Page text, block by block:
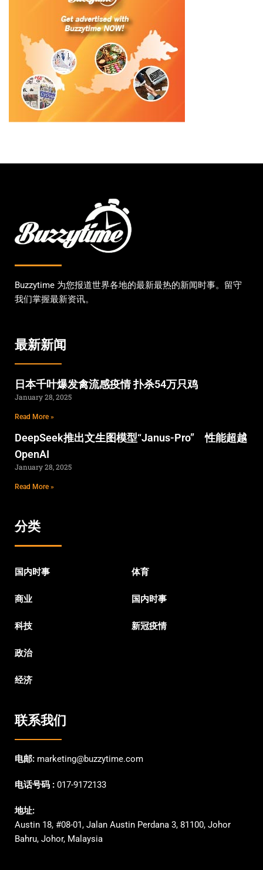
Buzzytime 为您报道世界各地的最新最热的新闻时事。留守
我们掌握最新资讯。
最新新闻
日本千叶爆发禽流感疫情 扑杀54万只鸡
January 28, 2025
Read More »
DeepSeek推出文生图模型“Janus-Pro” 性能超越
OpenAI
January 28, 2025
Read More »
分类
国内时事
商业
科技
政治
经济
体育
国内时事
新冠疫情
联系我们
电邮: marketing@buzzytime.com
电话号码 : 017-9172133
地址:
Austin 18, #08-01, Jalan Austin Perdana 3, 81100, Johor
Bahru, Johor, Malaysia